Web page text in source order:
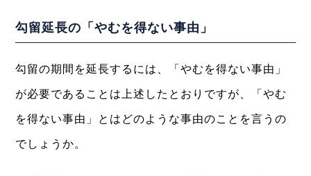
勾留延長の「やむを得ない事由」
勾留の期間を延長するには、「やむを得ない事由」
が必要であることは上述したとおりですが、「やむ
を得ない事由」とはどのような事由のことを言うの
でしょうか。